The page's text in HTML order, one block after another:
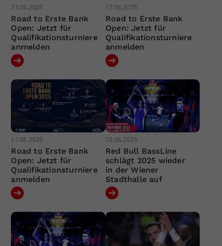
17.06.2025
Road to Erste Bank
Open: Jetzt für
Qualifikationsturniere
anmelden
17.06.2025
Road to Erste Bank
Open: Jetzt für
Qualifikationsturniere
anmelden
17.06.2025
Road to Erste Bank
Open: Jetzt für
Qualifikationsturniere
anmelden
12.06.2025
Red Bull BassLine
schlägt 2025 wieder
in der Wiener
Stadthalle auf